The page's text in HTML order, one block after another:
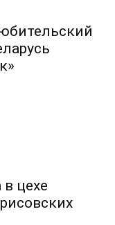
цехе